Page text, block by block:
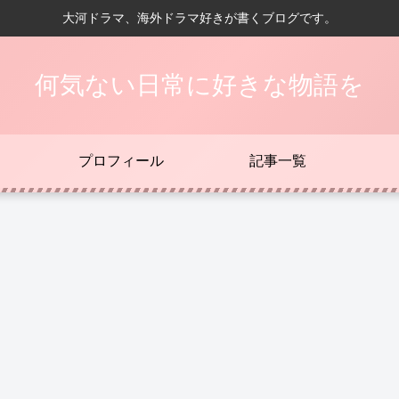
大河ドラマ、海外ドラマ好きが書くブログです。
何気ない日常に好きな物語を
プロフィール 記事一覧